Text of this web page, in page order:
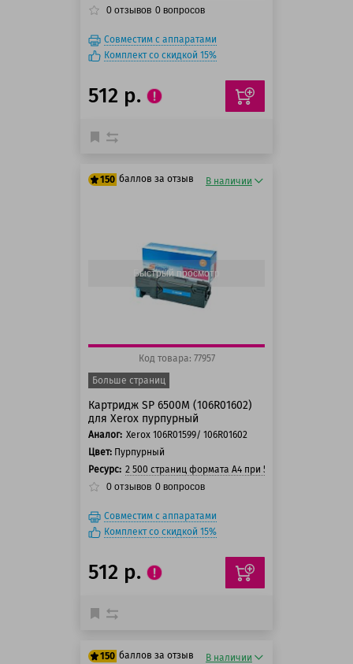
0 отзывов 0 вопросов
Совместим с аппаратами
Комплект со скидкой 15%
512 р.
150 баллов за отзыв
150 баллов
В наличии
Быстрый просмотр
Код товара: 77957
Больше страниц
Картридж SP 6500M (106R01602)
для Xerox пурпурный
Аналог: Xerox 106R01599/ 106R01602
Цвет: Пурпурный
Ресурс: 2 500 страниц формата А4 при 5% заполнении
0 отзывов 0 вопросов
Совместим с аппаратами
Комплект со скидкой 15%
512 р.
150 баллов за отзыв В наличии